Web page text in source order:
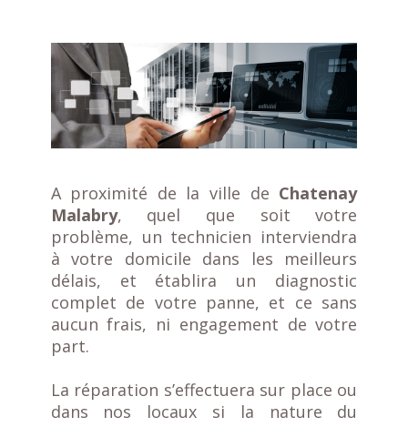
A proximité de la ville de Chatenay
Malabry, quel que soit votre
problème, un technicien interviendra
à votre domicile dans les meilleurs
délais, et établira un diagnostic
complet de votre panne, et ce sans
aucun frais, ni engagement de votre
part.
La réparation s’effectuera sur place ou
dans nos locaux si la nature du